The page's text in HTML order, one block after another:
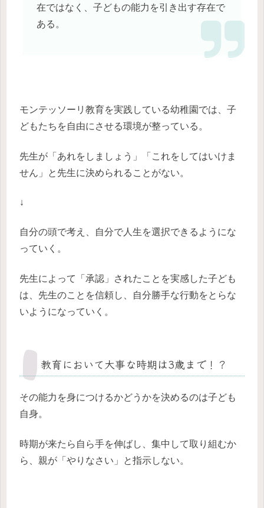
在ではなく、子どもの能力を引き出す存在で
ある。
モンテッソーリ教育を実践している幼稚園では、子
どもたちを自由にさせる環境が整っている。
先生が「あれをしましょう」「これをしてはいけま
せん」と先生に決められることがない。
↓
自分の頭で考え、自分で人生を選択できるようにな
っていく。
先生によって「承認」されたことを実感した子ども
は、先生のことを信頼し、自分勝手な行動をとらな
いようになっていく。
教育において大事な時期は3歳まで！？
その能力を身につけるかどうかを決めるのは子ども
自身。
時期が来たら自ら手を伸ばし、集中して取り組むか
ら、親が「やりなさい」と指示しない。